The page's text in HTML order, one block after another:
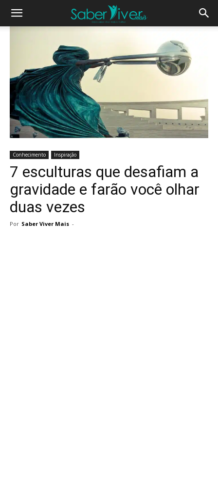
Conhecimento Inspiração
7 esculturas que desafiam a
gravidade e farão você olhar
duas vezes
Por Saber Viver Mais -